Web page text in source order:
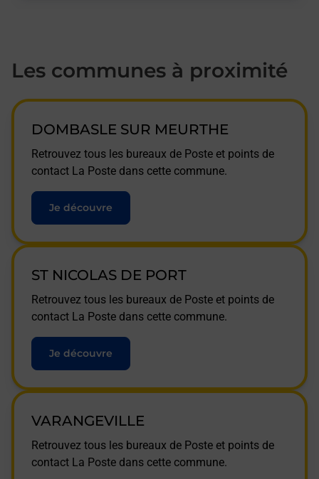
Les communes à proximité
DOMBASLE SUR MEURTHE
Retrouvez tous les bureaux de Poste et points de
contact La Poste dans cette commune.
Je découvre
ST NICOLAS DE PORT
Retrouvez tous les bureaux de Poste et points de
contact La Poste dans cette commune.
Je découvre
VARANGEVILLE
Retrouvez tous les bureaux de Poste et points de
contact La Poste dans cette commune.